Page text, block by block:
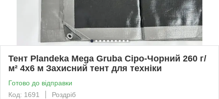
Тент Plandeka Mega Gruba Сіро-Чорний 260 г/
м² 4х6 м Захисний тент для техніки
Готово до відправки
Код: 1691
Роздріб